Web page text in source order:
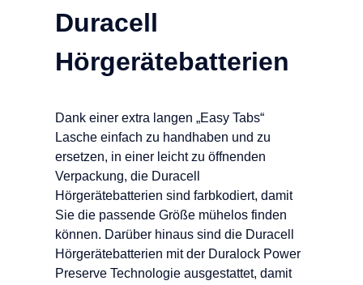
Duracell
Hörgerätebatterien
Dank einer extra langen „Easy Tabs“
Lasche einfach zu handhaben und zu
ersetzen, in einer leicht zu öffnenden
Verpackung, die Duracell
Hörgerätebatterien sind farbkodiert, damit
Sie die passende Größe mühelos finden
können. Darüber hinaus sind die Duracell
Hörgerätebatterien mit der Duralock Power
Preserve Technologie ausgestattet, damit